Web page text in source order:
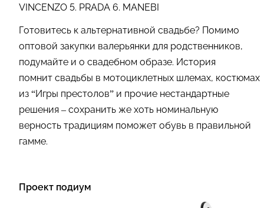
VINCENZO 5. PRADA 6. MANEBI
Готовитесь к альтернативной свадьбе? Помимо
оптовой закупки валерьянки для родственников,
подумайте и о свадебном образе. История
помнит свадьбы в мотоциклетных шлемах, костюмах
из “Игры престолов” и прочие нестандартные
решения – сохранить же хоть номинальную
верность традициям поможет обувь в правильной
гамме.
Проект подиум